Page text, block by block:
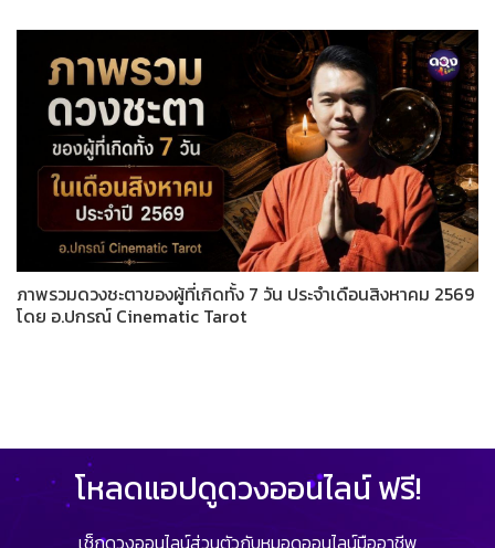
ภาพรวมดวงชะตาของผู้ที่เกิดทั้ง 7 วัน ประจำเดือนสิงหาคม 2569
โดย อ.ปกรณ์ Cinematic Tarot
โหลดแอปดูดวงออนไลน์ ฟรี!
เช็กดวงออนไลน์ส่วนตัวกับหมอดูออนไลน์มืออาชีพ